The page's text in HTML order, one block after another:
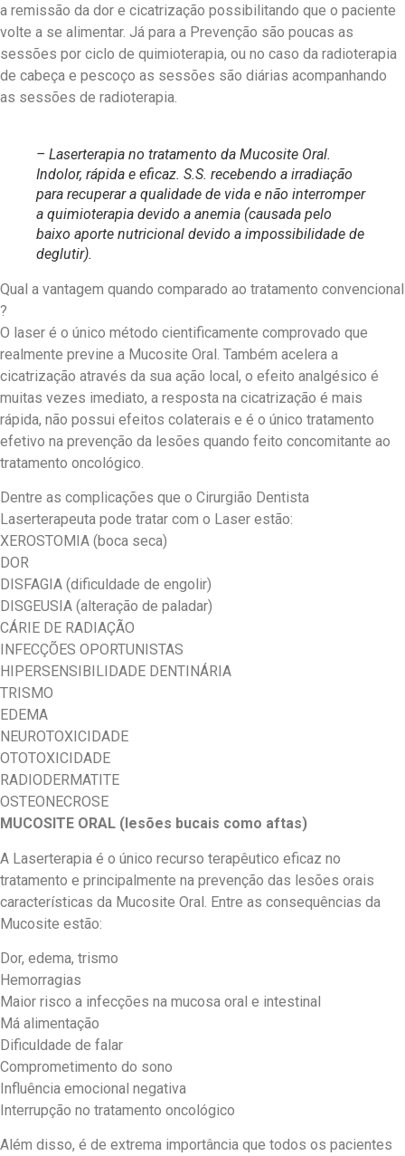
a remissão da dor e cicatrização possibilitando que o paciente
volte a se alimentar. Já para a Prevenção são poucas as
sessões por ciclo de quimioterapia, ou no caso da radioterapia
de cabeça e pescoço as sessões são diárias acompanhando
as sessões de radioterapia.
– Laserterapia no tratamento da Mucosite Oral.
Indolor, rápida e eficaz. S.S. recebendo a irradiação
para recuperar a qualidade de vida e não interromper
a quimioterapia devido a anemia (causada pelo
baixo aporte nutricional devido a impossibilidade de
deglutir).
Qual a vantagem quando comparado ao tratamento convencional
?
O laser é o único método cientificamente comprovado que
realmente previne a Mucosite Oral. Também acelera a
cicatrização através da sua ação local, o efeito analgésico é
muitas vezes imediato, a resposta na cicatrização é mais
rápida, não possui efeitos colaterais e é o único tratamento
efetivo na prevenção da lesões quando feito concomitante ao
tratamento oncológico.
Dentre as complicações que o Cirurgião Dentista
Laserterapeuta pode tratar com o Laser estão:
XEROSTOMIA (boca seca)
DOR
DISFAGIA (dificuldade de engolir)
DISGEUSIA (alteração de paladar)
CÁRIE DE RADIAÇÃO
INFECÇÕES OPORTUNISTAS
HIPERSENSIBILIDADE DENTINÁRIA
TRISMO
EDEMA
NEUROTOXICIDADE
OTOTOXICIDADE
RADIODERMATITE
OSTEONECROSE
MUCOSITE ORAL (lesões bucais como aftas)
A Laserterapia é o único recurso terapêutico eficaz no
tratamento e principalmente na prevenção das lesões orais
características da Mucosite Oral. Entre as consequências da
Mucosite estão:
Dor, edema, trismo
Hemorragias
Maior risco a infecções na mucosa oral e intestinal
Má alimentação
Dificuldade de falar
Comprometimento do sono
Influência emocional negativa
Interrupção no tratamento oncológico
Além disso, é de extrema importância que todos os pacientes